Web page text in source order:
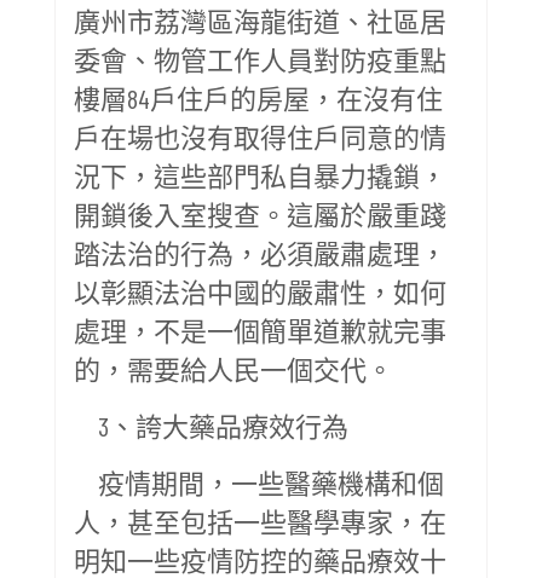
廣州市荔灣區海龍街道、社區居
委會、物管工作人員對防疫重點
樓層84戶住戶的房屋，在沒有住
戶在場也沒有取得住戶同意的情
況下，這些部門私自暴力撬鎖，
開鎖後入室搜查。這屬於嚴重踐
踏法治的行為，必須嚴肅處理，
以彰顯法治中國的嚴肅性，如何
處理，不是一個簡單道歉就完事
的，需要給人民一個交代。
3、誇大藥品療效行為
疫情期間，一些醫藥機構和個
人，甚至包括一些醫學專家，在
明知一些疫情防控的藥品療效十